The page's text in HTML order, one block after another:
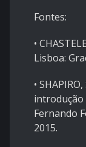
Fontes:
•
Lisboa:
•
introdução
Fernando
2015.